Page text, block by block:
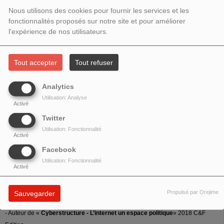
Nous utilisons des cookies pour fournir les services et les
fonctionnalités proposés sur notre site et pour améliorer
l'expérience de nos utilisateurs.
Tout accepter Tout refuser
Analytics
Activé
Utilisation: Analyse
Twitter
Activé
Utilisation: Fonctionnalité
Facebook
Activé
Utilisation: Fonctionnalité
Sauvegarder Propulsé par Orejime
L’INTERNET UN ESPACE POLITIQUE
Emission en partenariat avec le
Invité : Stéphane Bortzmeyer
- Auteur de « Cyberstructure - L’internet un espace politique» 2018 C&F